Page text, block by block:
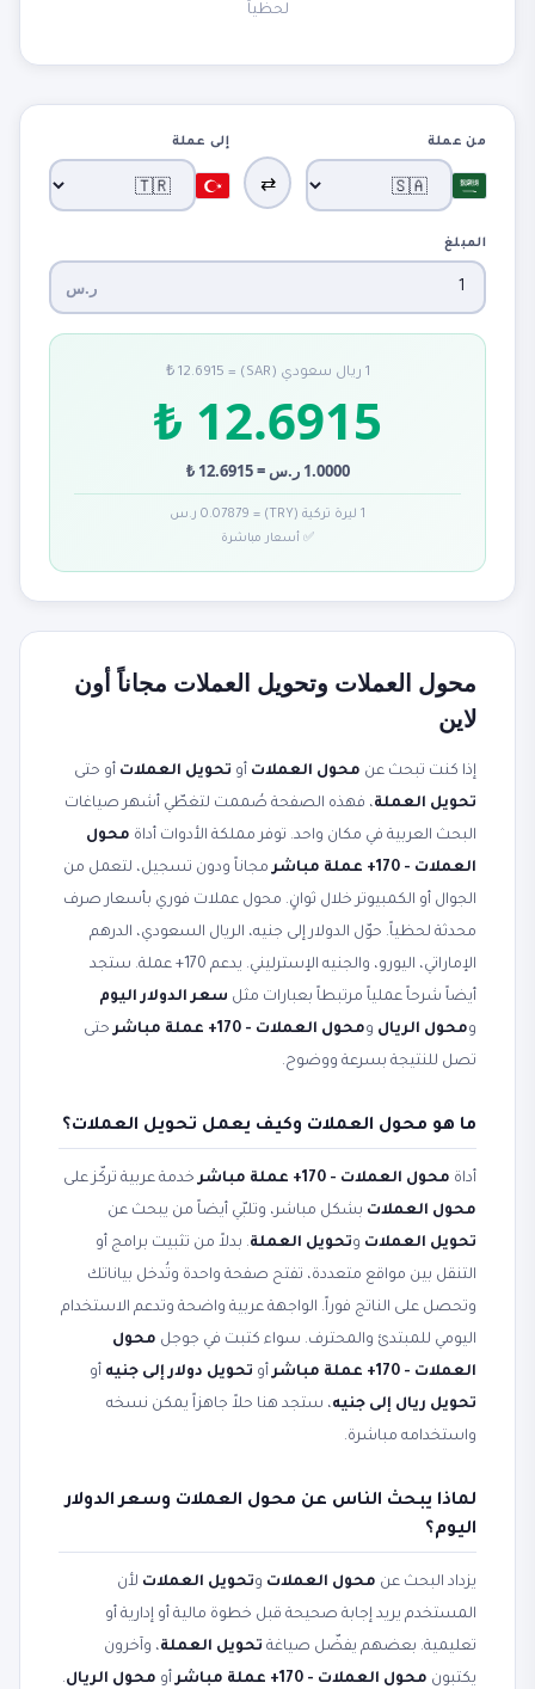
لحظياً
من عملة
⇄
إلى عملة
المبلغ
ر.س
1 ريال سعودي (SAR) = 12.6915 ₺
12.6915 ₺
1.0000 ر.س = 12.6915 ₺
1 ليرة تركية (TRY) = 0.07879 ر.س
✅ أسعار مباشرة
محول العملات وتحويل العملات مجاناً أون
لاين
إذا كنت تبحث عن محول العملات أو تحويل العملات أو حتى
تحويل العملة، فهذه الصفحة صُممت لتغطّي أشهر صياغات
البحث العربية في مكان واحد. توفر مملكة الأدوات أداة محول
العملات - 170+ عملة مباشر
مجاناً ودون تسجيل، لتعمل من
الجوال أو الكمبيوتر خلال ثوانٍ. محول عملات فوري بأسعار صرف
محدثة لحظياً. حوّل الدولار إلى جنيه، الريال السعودي، الدرهم
الإماراتي، اليورو، والجنيه الإسترليني. يدعم 170+ عملة. ستجد
أيضاً شرحاً عملياً مرتبطاً بعبارات مثل سعر الدولار اليوم
ومحول الريال ومحول العملات - 170+ عملة مباشر
حتى
تصل للنتيجة بسرعة ووضوح.
ما هو محول العملات وكيف يعمل تحويل العملات؟
أداة محول العملات - 170+ عملة مباشر
خدمة عربية تركّز على
محول العملات بشكل مباشر، وتلبّي أيضاً من يبحث عن
تحويل العملات وتحويل العملة. بدلاً من تثبيت برامج أو
التنقل بين مواقع متعددة، تفتح صفحة واحدة وتُدخل بياناتك
وتحصل على الناتج فوراً. الواجهة عربية واضحة وتدعم الاستخدام
اليومي للمبتدئ والمحترف. سواء كتبت في جوجل محول
العملات - 170+ عملة مباشر
أو تحويل دولار إلى جنيه أو
تحويل ريال إلى جنيه، ستجد هنا حلاً جاهزاً يمكن نسخه
واستخدامه مباشرة.
لماذا يبحث الناس عن محول العملات وسعر الدولار
اليوم؟
يزداد البحث عن محول العملات وتحويل العملات لأن
المستخدم يريد إجابة صحيحة قبل خطوة مالية أو إدارية أو
تعليمية. بعضهم يفضّل صياغة تحويل العملة، وآخرون
يكتبون محول العملات - 170+ عملة مباشر أو محول الريال.